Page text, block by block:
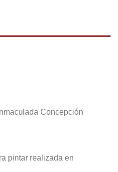
Concepción
pintar realizada en